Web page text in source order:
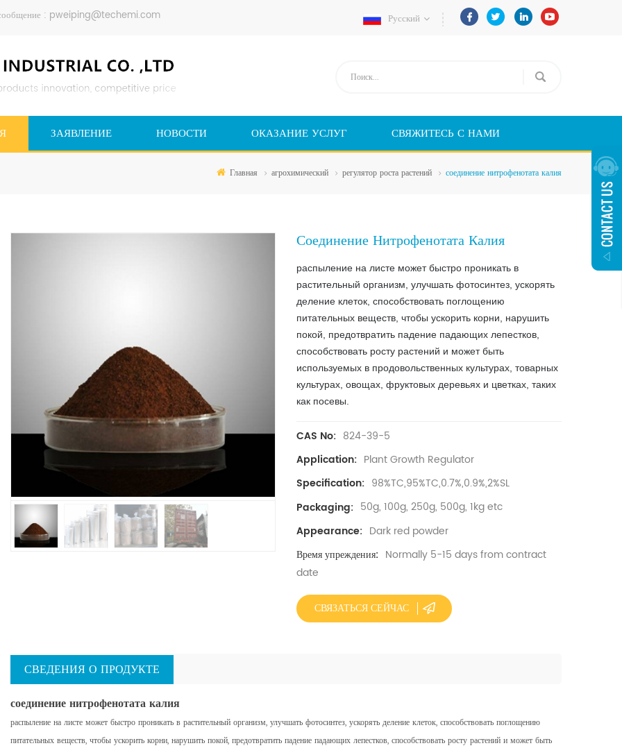
: pweiping@techemi.com Русский
ЗАЯВЛЕНИЕ НОВОСТИ ОКАЗАНИЕ УСЛУГ СВЯЖИТЕСЬ С НАМИ
Главная агрохимический регулятор роста растений соединение нитрофенотата калия
Соединение Нитрофенотата Калия
распыление на листе может быстро проникать в
растительный организм, улучшать фотосинтез, ускорять
деление клеток, способствовать поглощению
питательных веществ, чтобы ускорить корни, нарушить
покой, предотвратить падение падающих лепестков,
способствовать росту растений и может быть
используемых в продовольственных культурах, товарных
культурах, овощах, фруктовых деревьях и цветках, таких
как посевы.
CAS No: 824-39-5
Application: Plant Growth Regulator
Specification: 98%TC,95%TC,0.7%,0.9%,2%SL
Packaging: 50g, 100g, 250g, 500g, 1kg etc
Appearance: Dark red powder
Время упреждения: Normally 5-15 days from contract
date
СВЯЗАТЬСЯ СЕЙЧАС
СВЕДЕНИЯ О ПРОДУКТЕ
соединение нитрофенотата калия
распыление на листе может быстро проникать в растительный организм, улучшать фотосинтез, ускорять деление клеток, способствовать поглощению
питательных веществ, чтобы ускорить корни, нарушить покой, предотвратить падение падающих лепестков, способствовать росту растений и может быть